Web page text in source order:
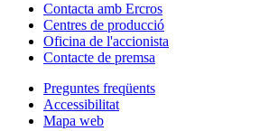
Contacta amb Ercros
Centres de producció
Oficina de l'accionista
Contacte de premsa
Preguntes freqüents
Accessibilitat
Mapa web